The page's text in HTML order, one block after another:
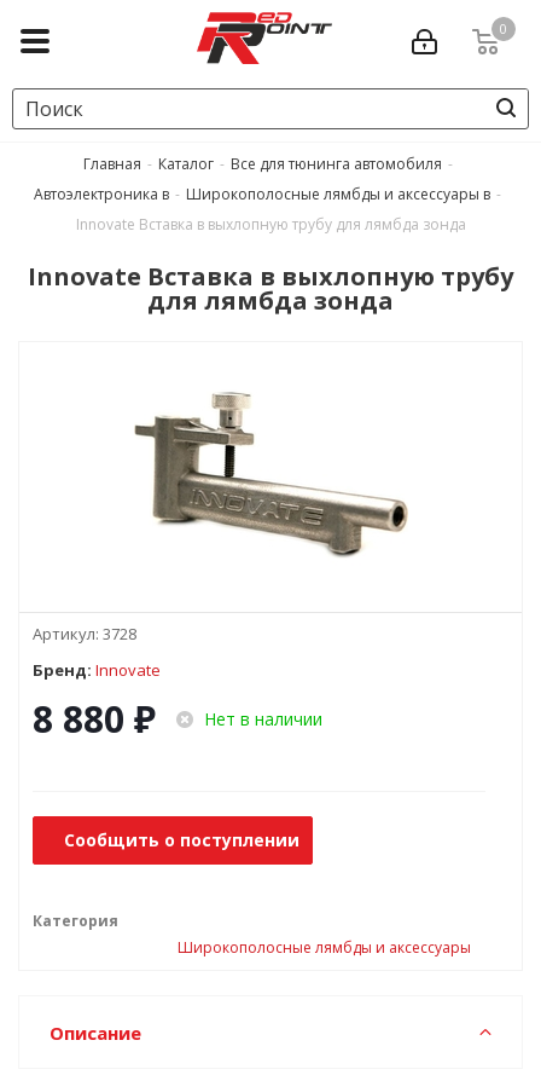
0
Главная - Каталог - Все для тюнинга автомобиля -
Автоэлектроника в - Широкополосные лямбды и аксессуары в -
Innovate Вставка в выхлопную трубу для лямбда зонда
Innovate Вставка в выхлопную трубу
для лямбда зонда
Артикул: 3728
Бренд: Innovate
8 880 ₽ Нет в наличии
Сообщить о поступлении
Категория
Широкополосные лямбды и аксессуары
Описание